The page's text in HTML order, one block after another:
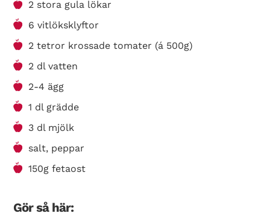
2 stora gula lökar
6 vitlöksklyftor
2 tetror krossade tomater (á 500g)
2 dl vatten
2-4 ägg
1 dl grädde
3 dl mjölk
salt, peppar
150g fetaost
Gör så här: